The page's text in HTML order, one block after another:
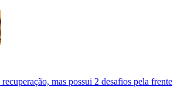
mas possui 2 desafios pela frente